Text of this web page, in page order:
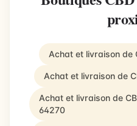
Achat et livraison de
Achat et livraison de
Achat et livraison de
64270